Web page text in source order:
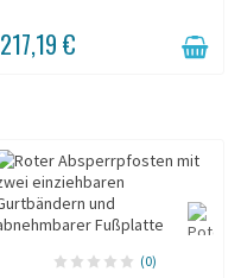
Gurtabgänge, ein Pfosten. Bilden
217,19 €
(0)